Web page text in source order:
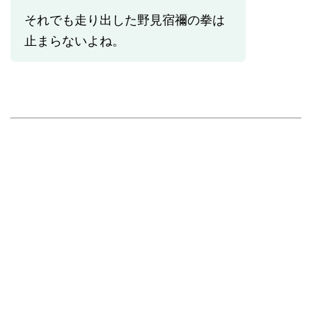
それでも走り出した野見宿禰の拳は
止まらないよね。